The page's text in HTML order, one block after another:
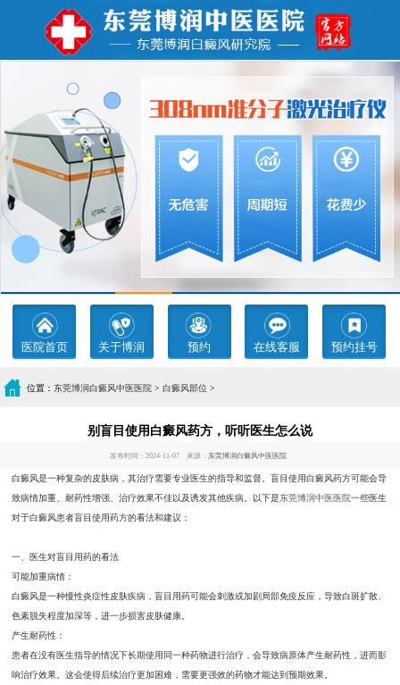
医院首页 关于博润 预约 在线客服 预约挂号
位置： 东莞博润白癜风中医医院 > 白癜风部位 >
别盲目使用白癜风药方，听听医生怎么说
发布时间：2024-11-07 来源： 东莞博润白癜风中医医院
白癜风是一种复杂的皮肤病，其治疗需要专业医生的指导和监督。盲目使用白癜风药方可能会导
致病情加重、耐药性增强、治疗效果不佳以及诱发其他疾病。以下是东莞博润中医医院一些医生
对于白癜风患者盲目使用药方的看法和建议：
一、医生对盲目用药的看法
可能加重病情：
白癜风是一种慢性炎症性皮肤疾病，盲目用药可能会刺激或加剧局部免疫反应，导致白斑扩散、
色素脱失程度加深等，进一步损害皮肤健康。
产生耐药性：
患者在没有医生指导的情况下长期使用同一种药物进行治疗，会导致病原体产生耐药性，进而影
响治疗效果。这会使得后续治疗更加困难，需要更强效的药物才能达到预期效果。